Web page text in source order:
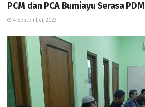
PCM dan PCA Bumiayu Serasa PDM
4 September, 2023